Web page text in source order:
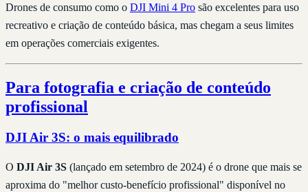
Drones de consumo como o DJI Mini 4 Pro são excelentes para uso
recreativo e criação de conteúdo básica, mas chegam a seus limites
em operações comerciais exigentes.
Para fotografia e criação de conteúdo
profissional
DJI Air 3S: o mais equilibrado
O DJI Air 3S (lançado em setembro de 2024) é o drone que mais se
aproxima do "melhor custo-benefício profissional" disponível no